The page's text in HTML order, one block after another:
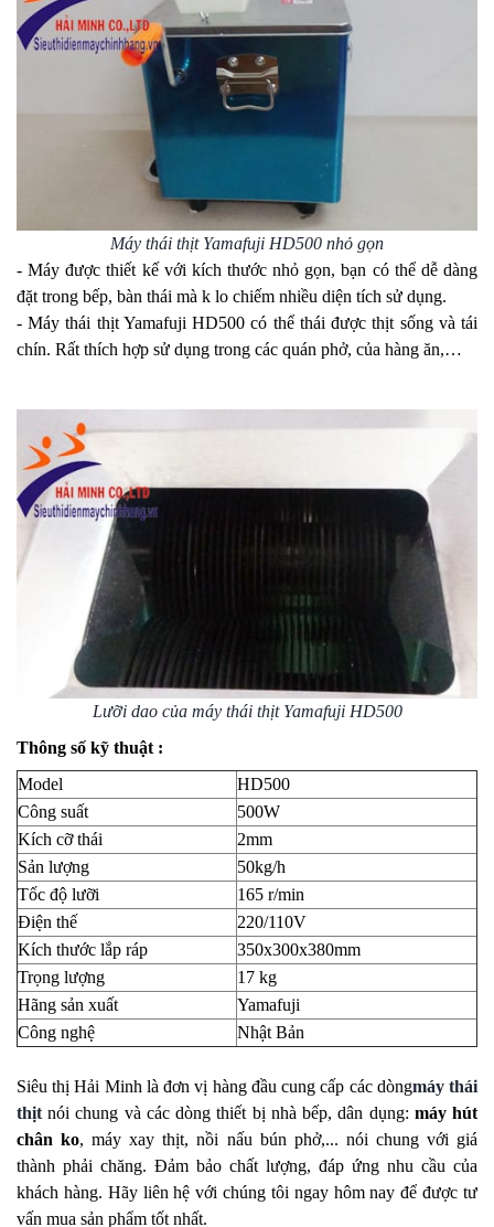
Máy thái thịt Yamafuji HD500 nhỏ gọn
- Máy được thiết kế với kích thước nhỏ gọn, bạn có thể dễ dàng
đặt trong bếp, bàn thái mà k lo chiếm nhiều diện tích sử dụng.
- Máy thái thịt Yamafuji HD500 có thể thái được thịt sống và tái
chín. Rất thích hợp sử dụng trong các quán phở, của hàng ăn,…
Lưỡi dao của máy thái thịt Yamafuji HD500
Thông số kỹ thuật :
Model
HD500
Công suất
500W
Kích cỡ thái
2mm
Sản lượng
50kg/h
Tốc độ lưỡi
165 r/min
Điện thế
220/110V
Kích thước lắp ráp
350x300x380mm
Trọng lượng
17 kg
Hãng sản xuất
Yamafuji
Công nghệ
Nhật Bản
Siêu thị Hải Minh là đơn vị hàng đầu cung cấp các dòngmáy thái
thịt nói chung và các dòng thiết bị nhà bếp, dân dụng: máy hút
chân ko, máy xay thịt, nồi nấu bún phở,... nói chung với giá
thành phải chăng. Đảm bảo chất lượng, đáp ứng nhu cầu của
khách hàng. Hãy liên hệ với chúng tôi ngay hôm nay để được tư
vấn mua sản phẩm tốt nhất.